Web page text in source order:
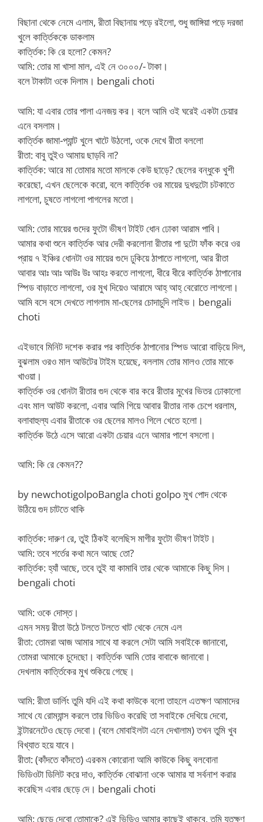
বিছানা থেকে নেমে এলাম, রীতা বিছানায় পড়ে র‌ইলো, শুধু জাঙ্গিয়া পড়ে দরজা
খুলে কার্ত্তিককে ডাকলাম
কার্ত্তিক: কি রে হলো? কেমন?
আমি: তোর মা খাসা মাল, এই নে ৩০০০/- টাকা।
বলে টাকাটা ওকে দিলাম। bengali choti
আমি: যা এবার তোর পালা এনজয় কর। বলে আমি ওই ঘরেই একটা চেয়ার
এনে বসলাম।
কার্ত্তিক জামা-প্যান্ট খুলে খাটে উঠলো, ওকে দেখে রীতা বললো
রীতা: বাবু তুইও আমায় ছাড়বি না?
কার্ত্তিক: আরে মা তোমার মতো মালকে কেউ ছাড়ে? ছেলের বন্ধুকে খুশী
করেছো, এখন ছেলেকে করো, বলে কার্ত্তিক ওর মায়ের দুধদুটো চটকাতে
লাগলো, চুষতে লাগলো পাগলের মতো।
আমি: তোর মায়ের গুদের ফুটো ভীষণ টাইট ধোন ঢোকা আরাম পাবি।
আমার কথা শুনে কার্ত্তিক আর দেরী করলোনা রীতার পা দুটো ফাঁক করে ওর
প্রায় ৭ ইঞ্চির ধোনটা ওর মায়ের গুদে ঢুকিয়ে ঠাপাতে লাগলো, আর রীতা
আবার আঃ আঃ আউঃ উঃ আহঃ করতে লাগলো, ধীরে ধীরে কার্ত্তিক ঠাপানোর
স্পিড বাড়াতে লাগলো, ওর মুখ দিয়েও আরামে আহ্ আহ্ বেরোতে লাগলো।
আমি বসে বসে দেখতে লাগলাম মা-ছেলের চোদাচুদি লাইভ। bengali
choti
এইভাবে মিনিট দশেক করার পর কার্ত্তিক ঠাপানোর স্পিড আরো বাড়িয়ে দিল,
বুঝলাম ওর‌ও মাল আউটের টাইম হয়েছে, বললাম তোর মাল‌ও তোর মাকে
খাওয়া।
কার্ত্তিক ওর ধোনটা রীতার গুদ থেকে বার করে রীতার মুখের ভিতর ঢোকালো
এবং মাল আউট করলো, এবার আমি গিয়ে আবার রীতার নাক চেপে ধরলাম,
বলাবাহুল্য এবার রীতাকে ওর ছেলের মাল‌ও গিলে খেতে হলো।
কার্ত্তিক উঠে এসে আরো একটা চেয়ার এনে আমার পাশে বসলো।
আমি: কি রে কেমন??
by newchotigolpoBangla choti golpo মুখ পোদ থেকে
উঠিয়ে গুদ চাটতে থাকি
কার্ত্তিক: দারুণ রে, তুই ঠিকই বলেছিস মাগীর ফুটো ভীষণ টাইট।
আমি: তবে শর্তের কথা মনে আছে তো?
কার্ত্তিক: হ্যাঁ আছে, তবে তুই যা কামাবি তার থেকে আমাকে কিছু দিস।
bengali choti
আমি: ওকে দোস্ত।
এমন সময় রীতা উঠে টলতে টলতে খাট থেকে নেমে এল
রীতা: তোমরা আজ আমার সাথে যা করলে সেটা আমি সবাইকে জানাবো,
তোমরা আমাকে চুদেছো। কার্ত্তিক আমি তোর বাবাকে জানাবো।
দেখলাম কার্ত্তিকের মুখ শুকিয়ে গেছে।
আমি: রীতা ডার্লিং তুমি যদি এই কথা কাউকে বলো তাহলে এতক্ষণ আমাদের
সাথে যে রোম্যান্স করলে তার ভিডিও করেছি তা সবাইকে দেখিয়ে দেবো,
ইন্টারনেটেও ছেড়ে দেবো। (বলে মোবাইলটা এনে দেখালাম) তখন তুমি খুব
বিখ্যাত হয়ে যাবে।
রীতা: (কাঁদতে কাঁদতে) এরকম কোরোনা আমি কাউকে কিছু বলবোনা
ভিডিওটা ডিলিট করে দাও, কার্ত্তিক বোঝানা ওকে আমার যা সর্বনাশ করার
করেছিস এবার ছেড়ে দে। bengali choti
আমি: ছেড়ে দেবো তোমাকে? এই ভিডিও আমার কাছেই থাকবে, তুমি যতক্ষণ